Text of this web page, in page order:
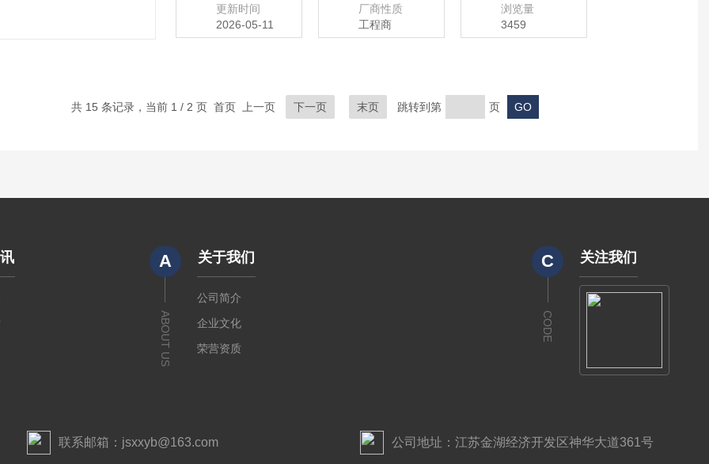
易读数、无汞害、坚固耐用等特点，耐震双金属温度计广泛应用于石油、化工、机械、
船舶、发电、纺织、印染等工业和科研部门。
更新时间
2026-05-11
厂商性质
工程商
浏览量
3459
共 15 条记录，当前 1 / 2 页 首页 上一页 下一页 末页 跳转到第 页
A
ABOUT US
关于我们
公司简介
企业文化
荣营资质
C
CODE
关注我们
联系邮箱：jsxxyb@163.com 公司地址：江苏金湖经济开发区神华大道361号